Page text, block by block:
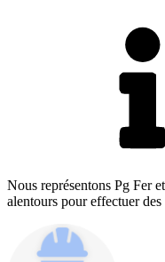
Nous représentons Pg Fer
alentours pour effectuer